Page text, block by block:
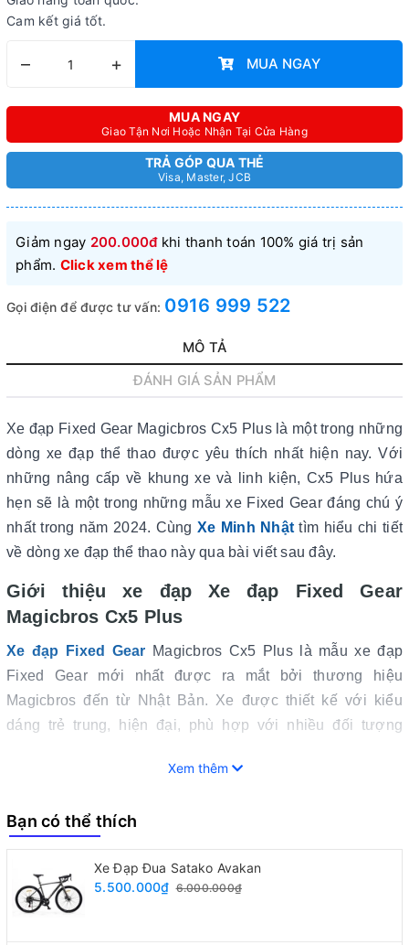
Cam kết giá tốt.
– + MUA NGAY
MUA NGAY
Giao Tận Nơi Hoặc Nhận Tại Cửa Hàng
TRẢ GÓP QUA THẺ
Visa, Master, JCB
Giảm ngay 200.000đkhi thanh toán 100% giá trị sản
phẩm. Click xem thể lệ
Gọi điện để được tư vấn: 0916 999 522
MÔ TẢ
ĐÁNH GIÁ SẢN PHẨM
Xe đạp Fixed Gear Magicbros Cx5 Plus là một trong những
dòng xe đạp thể thao được yêu thích nhất hiện nay. Với
những nâng cấp về khung xe và linh kiện, Cx5 Plus hứa
hẹn sẽ là một trong những mẫu xe Fixed Gear đáng chú ý
nhất trong năm 2024. Cùng Xe Minh Nhật tìm hiểu chi tiết
về dòng xe đạp thể thao này qua bài viết sau đây.
Giới thiệu xe đạp Xe đạp Fixed Gear
Magicbros Cx5 Plus
Xe đạp Fixed Gear Magicbros Cx5 Plus là mẫu xe đạp
Fixed Gear mới nhất được ra mắt bởi thương hiệu
Magicbros đến từ Nhật Bản. Xe được thiết kế với kiểu
dáng trẻ trung, hiện đại, phù hợp với nhiều đối tượng
Xem thêm
Bạn có thể thích
Xe Đạp Đua Satako Avakan
5.500.000₫ 6.000.000₫